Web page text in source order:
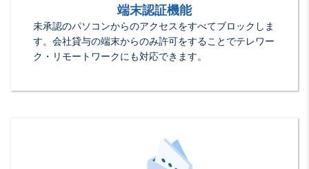
端末認証機能
未承認のパソコンからのアクセスをすべてブロックしま
す。会社貸与の端末からのみ許可をすることでテレワー
ク・リモートワークにも対応できます。